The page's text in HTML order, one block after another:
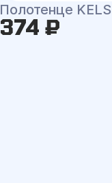
Полотенце
374 ₽